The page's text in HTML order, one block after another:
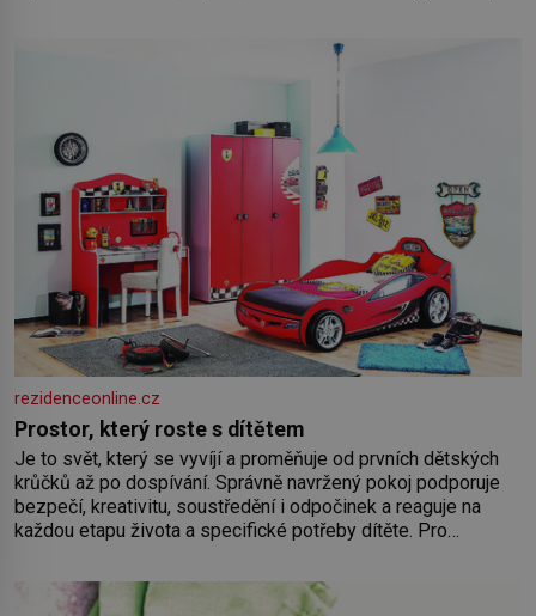
rezidenceonline.cz
Prostor, který roste s dítětem
Je to svět, který se vyvíjí a proměňuje od prvních dětských
krůčků až po dospívání. Správně navržený pokoj podporuje
bezpečí, kreativitu, soustředění i odpočinek a reaguje na
každou etapu života a specifické potřeby dítěte. Pro
by pokoj miminka měl působit především klidně a útulně.
Předškolní věk je